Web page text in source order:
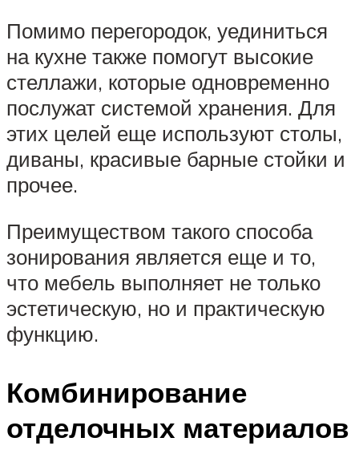
Помимо перегородок, уединиться
на кухне также помогут высокие
стеллажи, которые одновременно
послужат системой хранения. Для
этих целей еще используют столы,
диваны, красивые барные стойки и
прочее.
Преимуществом такого способа
зонирования является еще и то,
что мебель выполняет не только
эстетическую, но и практическую
функцию.
Комбинирование
отделочных материалов